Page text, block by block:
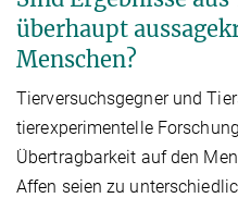
überhaupt
Menschen?
Tierversuchsgegner und
tierexperimentelle
Übertragbarkeit auf den
Affen seien zu